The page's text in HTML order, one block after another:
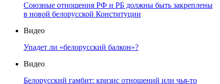
Союзные отношения РФ и РБ должны быть закреплены
в новой белорусской Конституции
Видео
Упадет ли «белорусский балкон»?
Видео
Белорусский гамбит: кризис отношений или чья-то